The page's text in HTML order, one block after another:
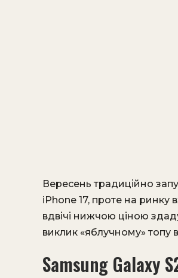
Вересень традиційно
iPhone 17, проте на ринку
вдвічі нижчою ціною
виклик «яблучному» топу
Samsung Galaxy